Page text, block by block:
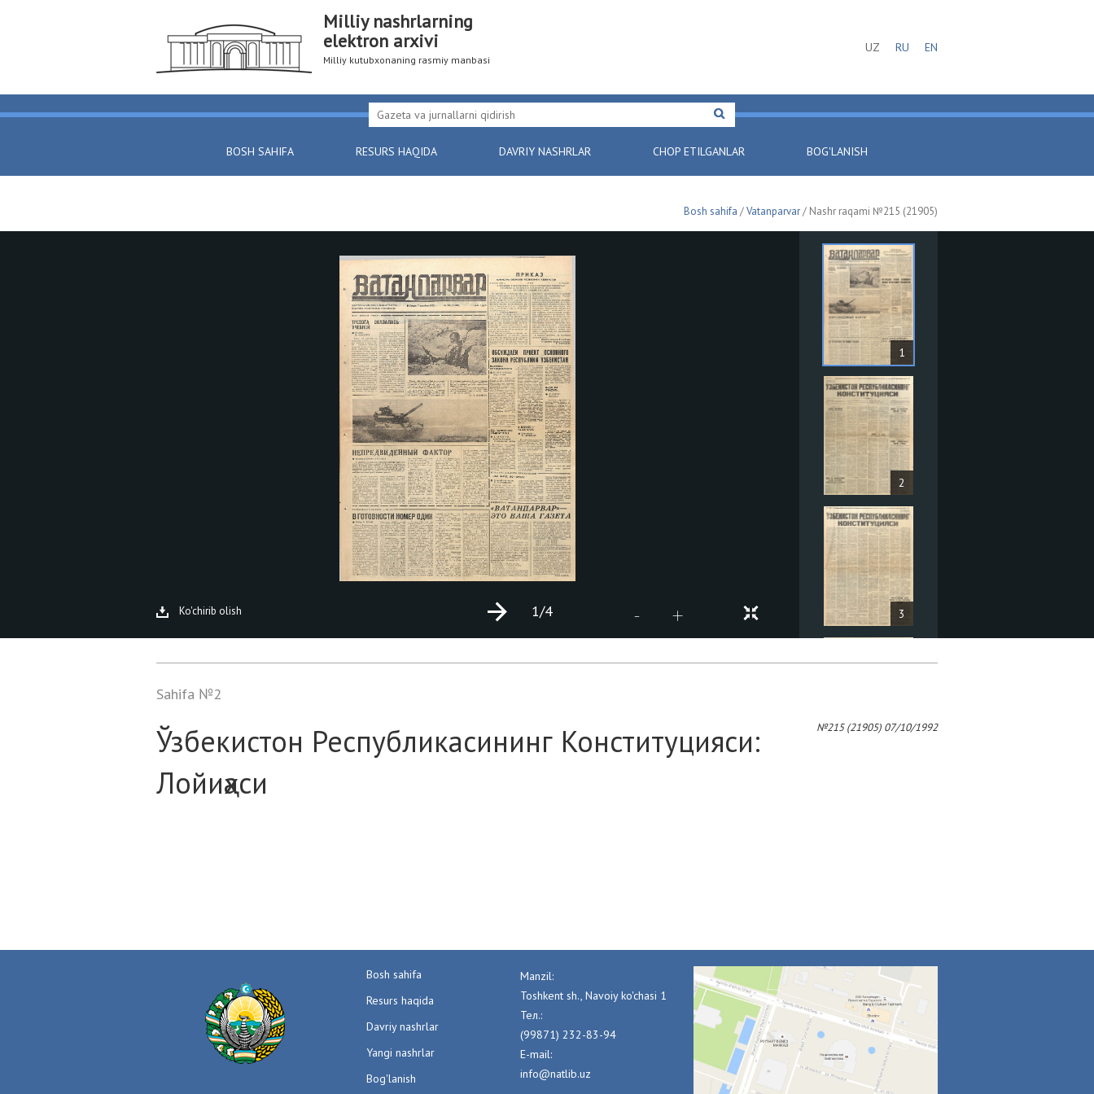
Milliy nashrlarning
elektron arxivi
Milliy kutubxonaning rasmiy manbasi
UZ RU EN
BOSH SAHIFA RESURS HAQIDA DAVRIY NASHRLAR CHOP ETILGANLAR BOG'LANISH
Bosh sahifa /Vatanparvar/ Nashr raqami №215 (21905)
1
2
3
Ko'chirib olish - +
1/4
Sahifa №2
№215 (21905) 07/10/1992
Ўзбекистон Республикасининг Конституцияси:
Лойиҳаси
Bosh sahifa
Resurs haqida
Davriy nashrlar
Yangi nashrlar
Bog'lanish
Manzil:
Toshkent sh., Navoiy ko'chasi 1
Тел.:
(99871) 232-83-94
E-mail:
info@natlib.uz